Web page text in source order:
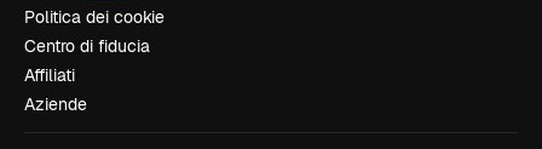
Politica dei cookie
Centro di fiducia
Affiliati
Aziende